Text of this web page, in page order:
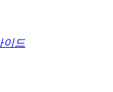
이드